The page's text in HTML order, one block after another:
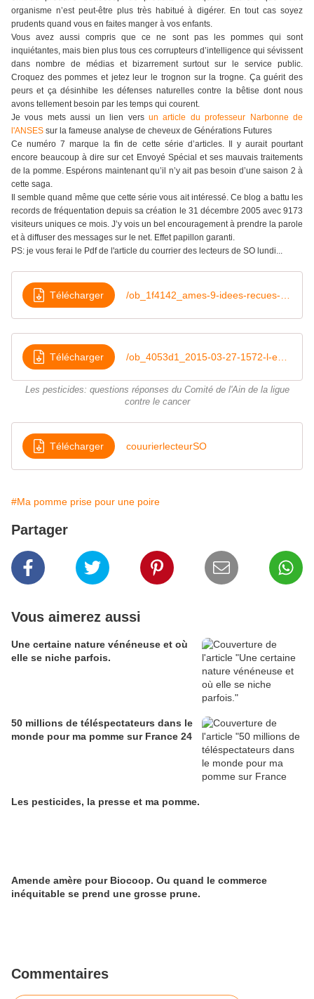
organisme n’est peut-être plus très habitué à digérer. En tout cas soyez
prudents quand vous en faites manger à vos enfants.
Vous avez aussi compris que ce ne sont pas les pommes qui sont
inquiétantes, mais bien plus tous ces corrupteurs d’intelligence qui sévissent
dans nombre de médias et bizarrement surtout sur le service public.
Croquez des pommes et jetez leur le trognon sur la trogne. Ça guérit des
peurs et ça désinhibe les défenses naturelles contre la bêtise dont nous
avons tellement besoin par les temps qui courent.
Je vous metsaussi un lien vers un article du professeur Narbonne de
l'ANSES sur la fameuse analyse de cheveux de Générations Futures
Ce numéro 7 marque la fin de cette série d’articles. Il y aurait pourtant
encore beaucoup à dire sur cet Envoyé Spécial et ses mauvais traitements
de la pomme. Espérons maintenant qu’il n’y ait pas besoin d’une saison 2 à
cette saga.
Il semble quand même que cette série vous ait intéressé. Ce blog a battu les
records de fréquentation depuis sa création le 31 décembre 2005 avec 9173
visiteurs uniques ce mois. J’y vois un bel encouragement à prendre la parole
et à diffuser des messages sur le net. Effet papillon garanti.
PS: je vous ferai le Pdf de l'article du courrier des lecteurs de SO lundi...
Télécharger
Télécharger
Les pesticides: questions réponses du Comité de l'Ain de la ligue
contre le cancer
Télécharger couurierlecteurSO
#Ma pomme prise pour une poire
Partager
Vous aimerez aussi
Une certaine nature vénéneuse et où
elle se niche parfois.
50 millions de téléspectateurs dans le
monde pour ma pomme sur France 24
Les pesticides, la presse et ma pomme.
Amende amère pour Biocoop. Ou quand le commerce
inéquitable se prend une grosse prune.
Commentaires